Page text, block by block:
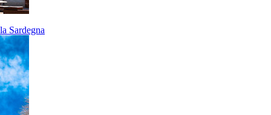
Sardegna